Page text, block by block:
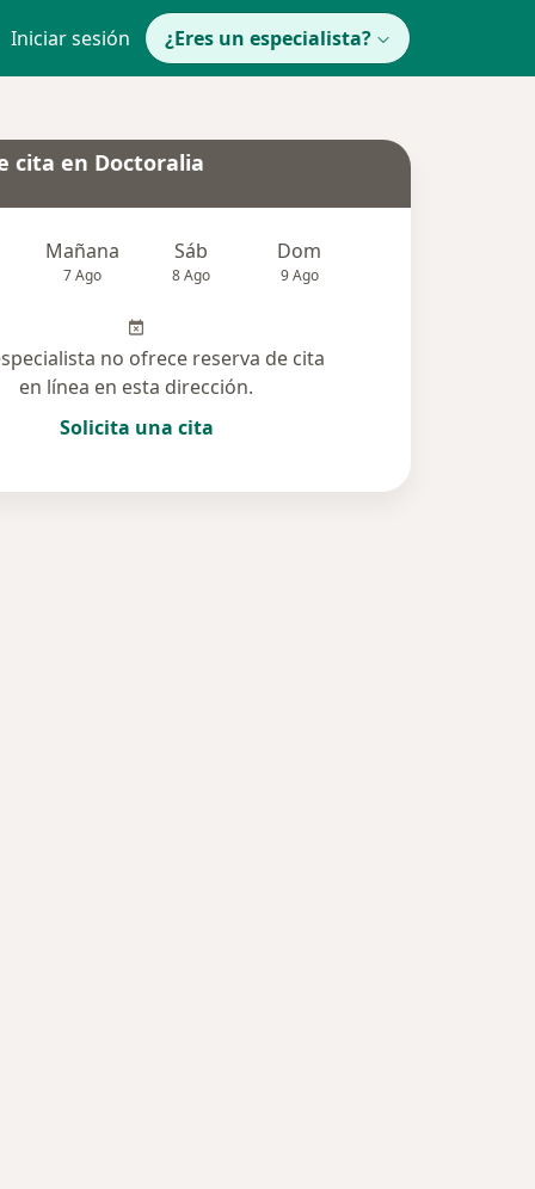
Iniciar sesión ¿Eres un especialista?
cita en Doctoralia
Mañana
7 Ago
Sáb
8 Ago
Dom
9 Ago
no ofrece reserva de cita
en línea en esta dirección.
Solicita una cita